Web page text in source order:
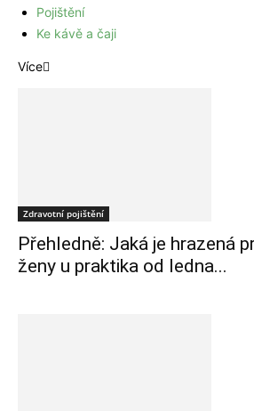
Pojištění
Ke kávě a čaji
Více
Zdravotní pojištění
Přehledně: Jaká je hrazená
ženy u praktika od ledna...